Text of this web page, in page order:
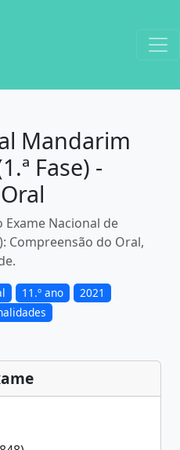
Mandarim
Fase) -
Nacional de
Compreensão do Oral,
11.º ano
2021